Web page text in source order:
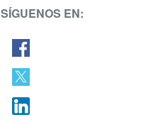
SÍGUENOS EN: